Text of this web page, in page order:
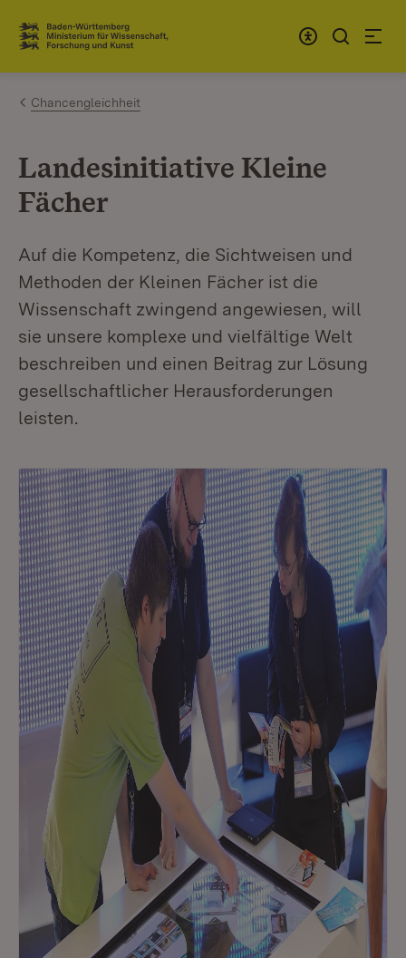
Zum Inhalt springen
Link zur Startseite
Chancengleichheit
Landesinitiative Kleine
Fächer
Auf die Kompetenz, die Sichtweisen und
Methoden der Kleinen Fächer ist die
Wissenschaft zwingend angewiesen, will
sie unsere komplexe und vielfältige Welt
beschreiben und einen Beitrag zur Lösung
gesellschaftlicher Herausforderungen
leisten.